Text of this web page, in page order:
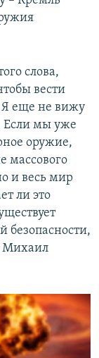
слова,
вести
Я еще не вижу
Если мы уже
оружие,
массового
и весь мир
ли это
безопасности,
Михаил